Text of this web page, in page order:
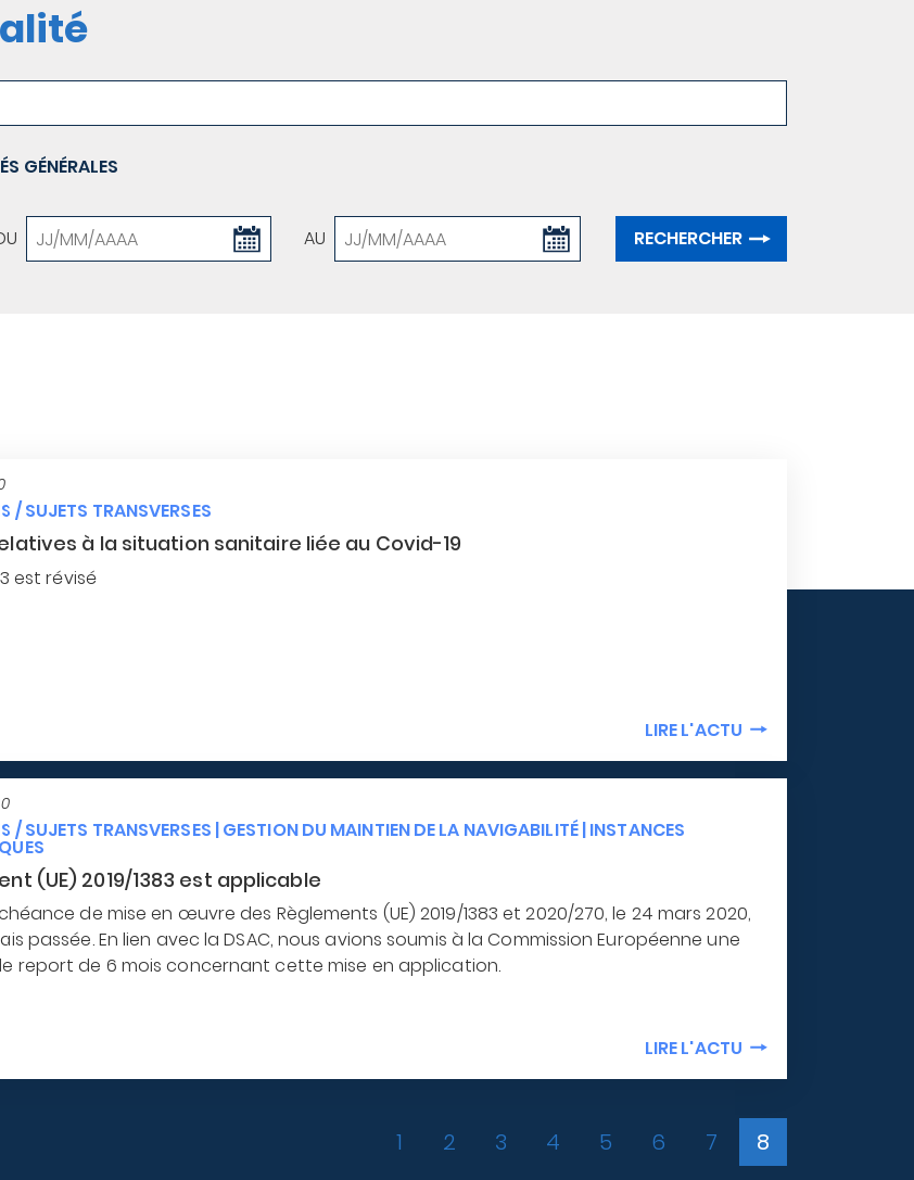
GÉNÉRALES
AU
/ SUJETS TRANSVERSES
à la situation sanitaire liée au Covid-19
est révisé
LIRE L'ACTU
/ SUJETS TRANSVERSES |GESTION DU MAINTIEN DE LA NAVIGABILITÉ|INSTANCES
(UE) 2019/1383 est applicable
de mise en œuvre des Règlements (UE) 2019/1383 et 2020/270, le 24 mars 2020,
passée. En lien avec la DSAC, nous avions soumis à la Commission Européenne une
report de 6 mois concernant cette mise en application.
LIRE L'ACTU
Page
1 Page
2 Page
3 Page
4 Page
5 Page
6 Page
7 Page
courante
8